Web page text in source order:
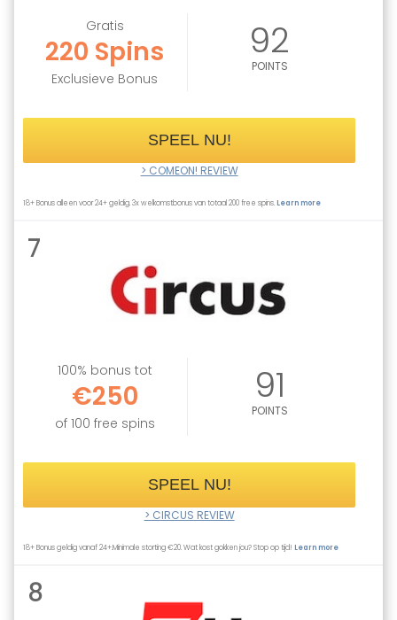
Gratis
220 Spins
Exclusieve Bonus
92
POINTS
SPEEL NU!
> COMEON! REVIEW
18+ Bonus alleen voor 24+ geldig. 3x welkomstbonus van totaal 200 free spins.Learn more
7
100% bonus tot
€250
of 100 free spins
91
POINTS
SPEEL NU!
> CIRCUS REVIEW
18+ Bonus geldig vanaf 24+.Minimale storting €20. Wat kost gokken jou? Stop op tijd! Learn more
8